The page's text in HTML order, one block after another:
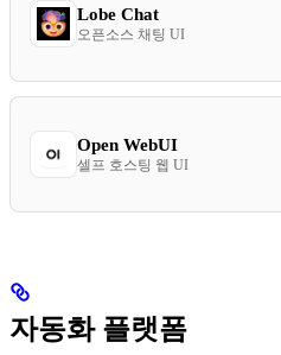
Lobe Chat
오픈소스 채팅 UI
Open WebUI
셀프 호스팅 웹 UI
자동화 플랫폼